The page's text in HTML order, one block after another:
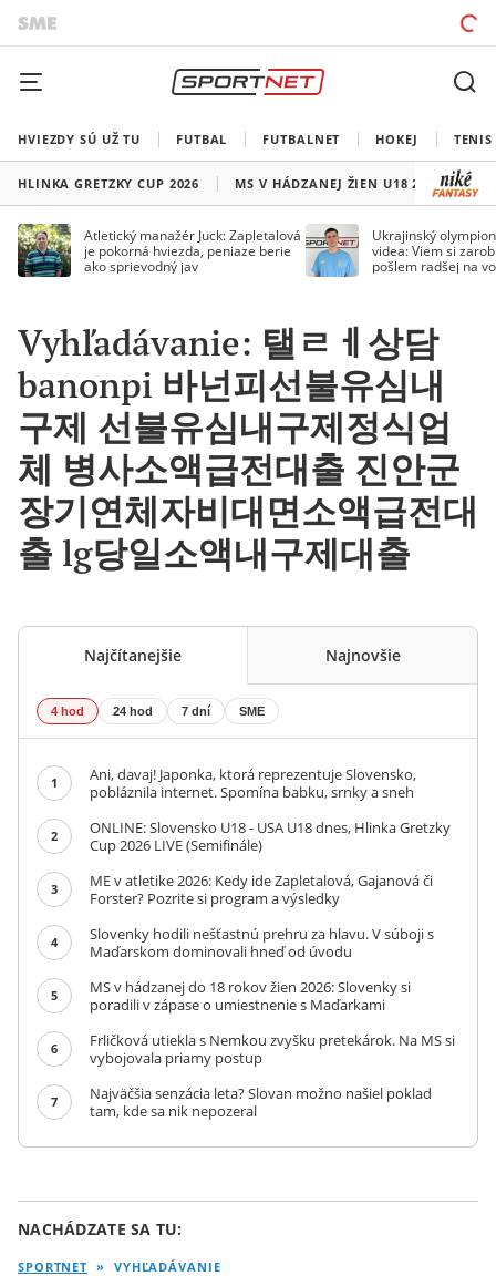
HVIEZDY SÚ UŽ TU FUTBAL FUTBALNET HOKEJ TENIS
HLINKA GRETZKY CUP 2026 MS V HÁDZANEJ ŽIEN U18 2026
Atletický manažér Juck: Zapletalová
je pokorná hviezda, peniaze berie
ako sprievodný jav
Ukrajinský
videa: Viem si
pošlem radšej na
Vyhľadávanie: 탤ㄹㅔ상담
banonpi 바넌피선불유심내
구제 선불유심내구제정식업
체 병사소액급전대출 진안군
장기연체자비대면소액급전대
출 lg당일소액내구제대출
Najčítanejšie Najnovšie
4 hod 24 hod 7 dní SME
1
Ani, davaj! Japonka, ktorá reprezentuje Slovensko,
pobláznila internet. Spomína babku, srnky a sneh
2
ONLINE: Slovensko U18 - USA U18 dnes, Hlinka Gretzky
Cup 2026 LIVE (Semifinále)
3
ME v atletike 2026: Kedy ide Zapletalová, Gajanová či
Forster? Pozrite si program a výsledky
4
Slovenky hodili nešťastnú prehru za hlavu. V súboji s
Maďarskom dominovali hneď od úvodu
5
MS v hádzanej do 18 rokov žien 2026: Slovenky si
poradili v zápase o umiestnenie s Maďarkami
6
Frličková utiekla s Nemkou zvyšku pretekárok. Na MS si
vybojovala priamy postup
7
Najväčšia senzácia leta? Slovan možno našiel poklad
tam, kde sa nik nepozeral
NACHÁDZATE SA TU:
SPORTNET » VYHĽADÁVANIE